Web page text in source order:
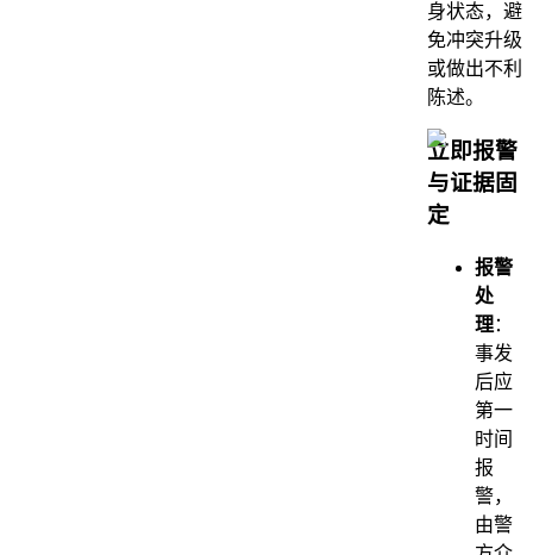
身状态，避
免冲突升级
或做出不利
陈述。
立即报警
与证据固
定
报警
处
理：
事发
后应
第一
时间
报
警，
由警